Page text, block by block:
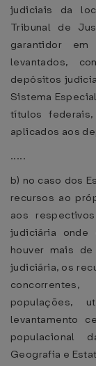
judiciais da
Tribunal de
garantidor
levantados,
depósitos
Sistema
títulos
aplicados aos
.....
b) no caso dos
recursos ao
aos
judiciária onde
houver mais
judiciária, os
populações,
levantamento
populacional
Geografia e